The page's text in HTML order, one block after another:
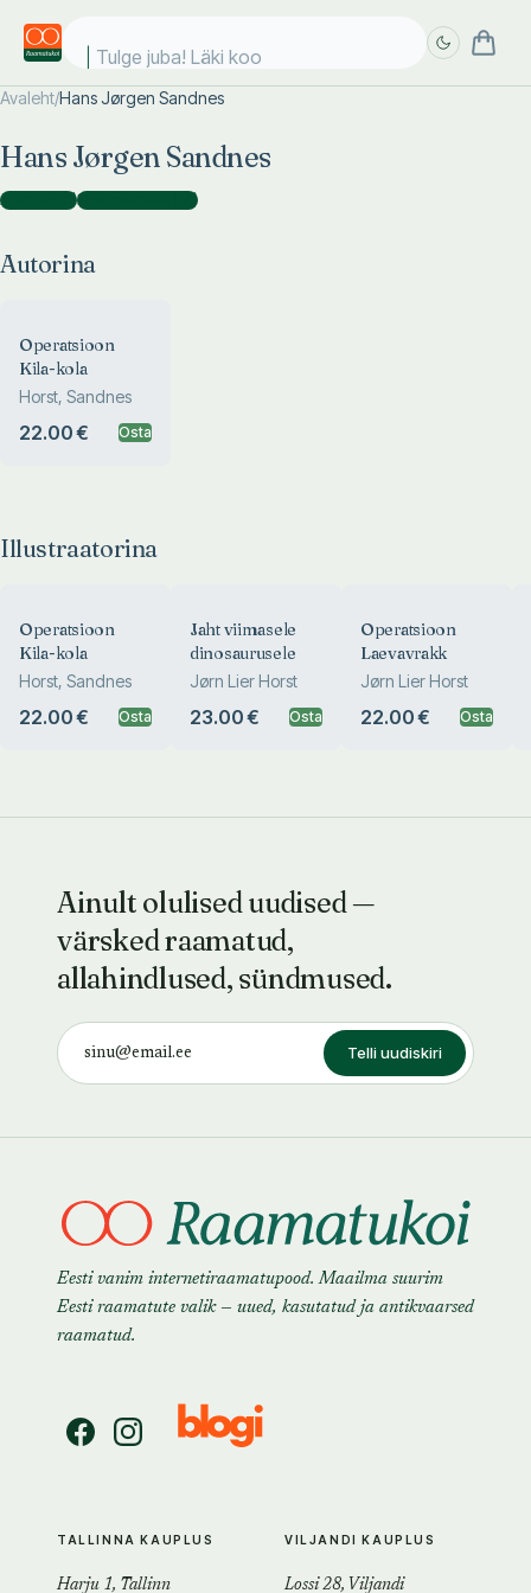
Tulge juba! Läki kooli
Avaleht/Hans Jørgen Sandnes
Hans Jørgen Sandnes
Autorina )Illustraatorina )
Autorina
Operatsioon
Kila-kola
Horst, Sandnes
22.00 € Osta
Illustraatorina
Operatsioon
Kila-kola
Horst, Sandnes
22.00 € Osta
Jaht viimasele
dinosaurusele
Jørn Lier Horst
23.00 € Osta
Operatsioon
Laevavrakk
Jørn Lier Horst
22.00 € Osta
Ainult olulised uudised —
värsked raamatud,
allahindlused, sündmused.
Telli uudiskiri
Eesti vanim internetiraamatupood. Maailma suurim
Eesti raamatute valik — uued, kasutatud ja antikvaarsed
raamatud.
TALLINNA KAUPLUS
Harju 1, Tallinn
VILJANDI KAUPLUS
Lossi 28, Viljandi